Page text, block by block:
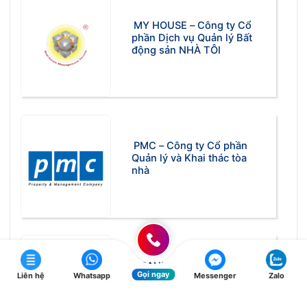
MY HOUSE – Công ty Cổ
phần Dịch vụ Quản lý Bất
động sản NHÀ TÔI
PMC – Công ty Cổ phần
Quản lý và Khai thác tòa
nhà
ASAHI JAPAN – Công ty
Quản lý Vận hành Tòa nhà
Liên hệ Whatsapp Gọi ngay Messenger Zalo